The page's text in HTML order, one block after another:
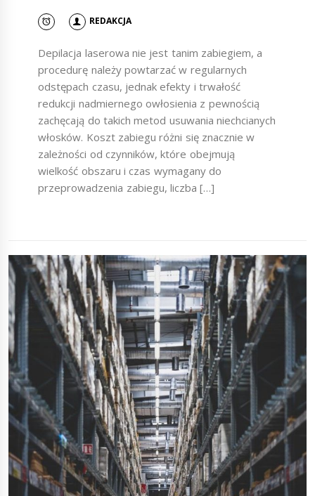
REDAKCJA
Depilacja laserowa nie jest tanim zabiegiem, a
procedurę należy powtarzać w regularnych
odstępach czasu, jednak efekty i trwałość
redukcji nadmiernego owłosienia z pewnością
zachęcają do takich metod usuwania niechcianych
włosków. Koszt zabiegu różni się znacznie w
zależności od czynników, które obejmują
wielkość obszaru i czas wymagany do
przeprowadzenia zabiegu, liczba […]